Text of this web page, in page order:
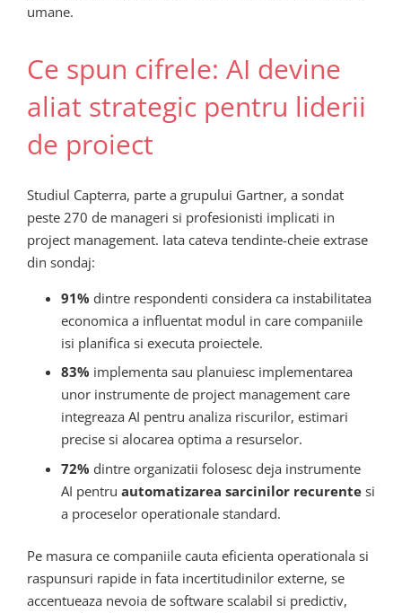
umane.
Ce spun cifrele: AI devine
aliat strategic pentru liderii
de proiect
Studiul Capterra, parte a grupului Gartner, a sondat
peste 270 de manageri si profesionisti implicati in
project management. Iata cateva tendinte-cheie extrase
din sondaj:
91% dintre respondenti considera ca instabilitatea
economica a influentat modul in care companiile
isi planifica si executa proiectele.
83% implementa sau planuiesc implementarea
unor instrumente de project management care
integreaza AI pentru analiza riscurilor, estimari
precise si alocarea optima a resurselor.
72% dintre organizatii folosesc deja instrumente
AI pentru automatizarea sarcinilor recurente si
a proceselor operationale standard.
Pe masura ce companiile cauta eficienta operationala si
raspunsuri rapide in fata incertitudinilor externe, se
accentueaza nevoia de software scalabil si predictiv,